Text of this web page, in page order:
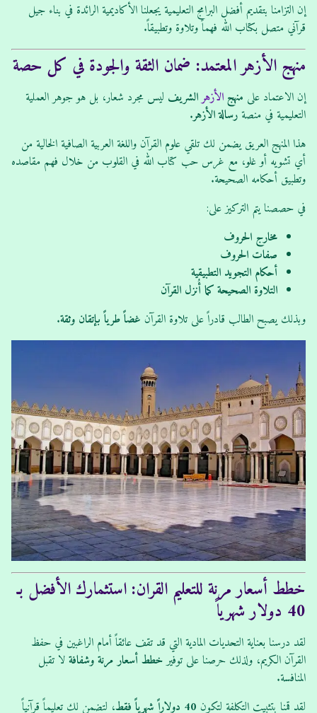
إن التزامنا بتقديم أفضل البرامج التعليمية يجعلنا الأكاديمية الرائدة في بناء جيل
قرآني متصل بكتاب الله فهماً وتلاوة وتطبيقاً.
منهج الأزهر المعتمد: ضمان الثقة والجودة في كل حصة
إن الاعتماد على منهجالأزهرالشريف ليس مجرد شعار، بل هو جوهر العملية
التعليمية في منصةرسالة الأزهر.
هذا المنهج العريق يضمن لك تلقي علوم القرآن واللغة العربية الصافية الخالية من
أي تشويه أو غلو، مع غرس حب كتاب الله في القلوب من خلال فهم مقاصده
وتطبيق أحكامه الصحيحة.
في حصصنا يتم التركيز على:
مخارج الحروف
صفات الحروف
أحكام التجويد التطبيقية
التلاوة الصحيحة كما أُنزل القرآن
وبذلك يصبح الطالب قادراً على تلاوة القرآن غضاً طرياً بإتقان وثقة.
خطط أسعار مرنة للتعليم القران: استثمارك الأفضل بـ
40 دولار شهرياً
لقد درسنا بعناية التحديات المادية التي قد تقف عائقاً أمام الراغبين في حفظ
القرآن الكريم، ولذلك حرصنا على توفيرخطط أسعار مرنة وشفافةلا تقبل
المنافسة.
لقد قمنا بتثبيت التكلفة لتكون 40 دولاراً شهرياً فقط ، لتضمن لك تعليماً قرآنياً